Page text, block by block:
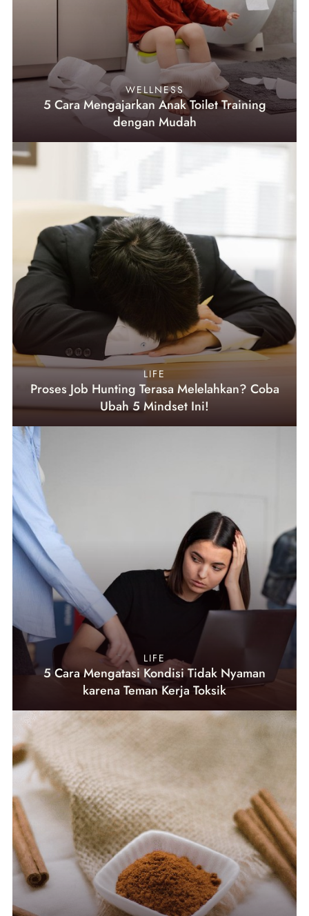
WELLNESS
5 Cara Mengajarkan Anak Toilet Training
dengan Mudah
LIFE
Proses Job Hunting Terasa Melelahkan? Coba
Ubah 5 Mindset Ini!
LIFE
5 Cara Mengatasi Kondisi Tidak Nyaman
karena Teman Kerja Toksik